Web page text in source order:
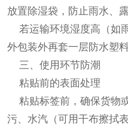
放置除湿袋，防止雨水、
若运输环境湿度高（如
外包装外再套一层防水塑
三、使用环节防潮
粘贴前的表面处理
粘贴标签前，确保货物
污、水汽（可用干布擦拭